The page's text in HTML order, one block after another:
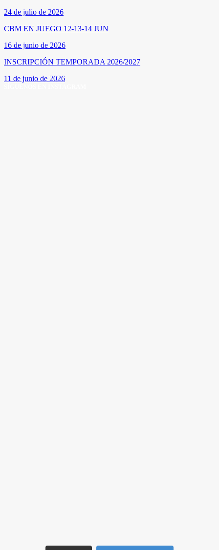
24 de julio de 2026
CBM EN JUEGO 12-13-14 JUN
16 de junio de 2026
INSCRIPCIÓN TEMPORADA 2026/2027
11 de junio de 2026